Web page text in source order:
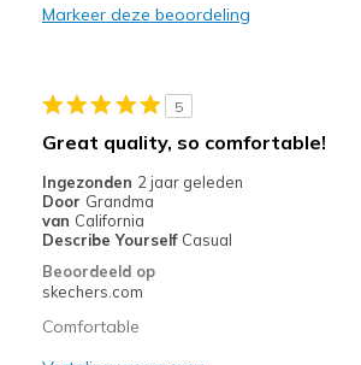
Beste toepassingen
Width
Sizing
Feels true to size
View On Shoes
Markeer deze beoordeling
5
Great quality, so comfortable!
Ingezonden 2 jaar geleden
Door Grandma
van California
Describe Yourself Casual
Beoordeeld op
skechers.com
Comfortable